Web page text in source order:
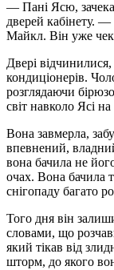
— Пані Ясю,
дверей кабінету.
Майкл. Він уже
Двері
кондиціонерів.
розглядаючи
світ навколо Ясі
Вона завмерла,
впевнений,
вона бачила не
очах. Вона бачила
снігопаду багато
Того дня він
словами, що
який тікав від
шторм, до якого